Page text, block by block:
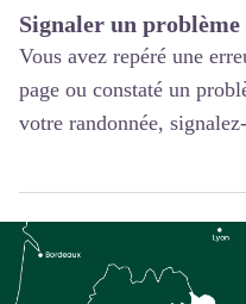
Signaler un
Vous avez repéré une
page ou constaté un
votre randonnée,